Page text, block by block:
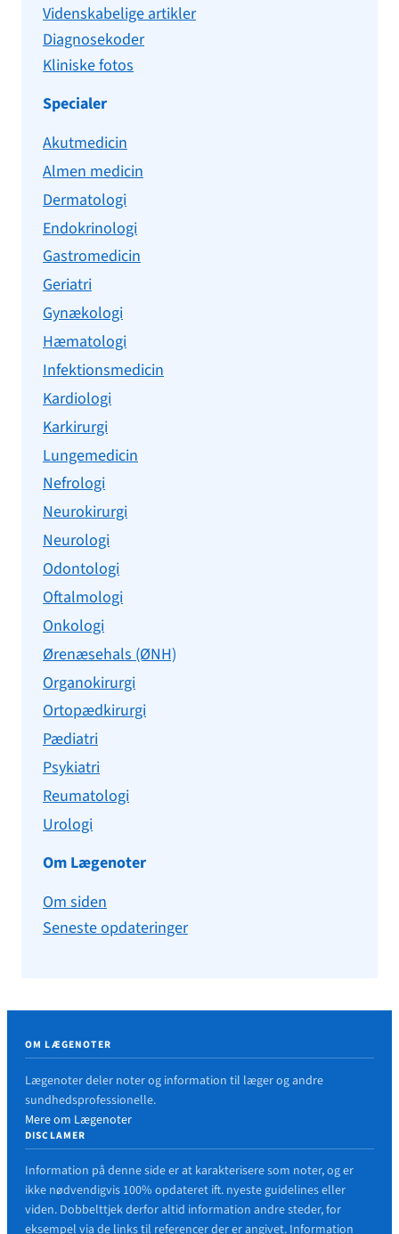
Videnskabelige artikler
Diagnosekoder
Kliniske fotos
Specialer
Akutmedicin
Almen medicin
Dermatologi
Endokrinologi
Gastromedicin
Geriatri
Gynækologi
Hæmatologi
Infektionsmedicin
Kardiologi
Karkirurgi
Lungemedicin
Nefrologi
Neurokirurgi
Neurologi
Odontologi
Oftalmologi
Onkologi
Ørenæsehals (ØNH)
Organokirurgi
Ortopædkirurgi
Pædiatri
Psykiatri
Reumatologi
Urologi
Om Lægenoter
Om siden
Seneste opdateringer
OM LÆGENOTER
Lægenoter deler noter og information til læger og andre
sundhedsprofessionelle.
Mere om Lægenoter
DISCLAMER
Information på denne side er at karakterisere som noter, og er
ikke nødvendigvis 100% opdateret ift. nyeste guidelines eller
viden. Dobbelttjek derfor altid information andre steder, for
eksempel via de links til referencer der er angivet. Information